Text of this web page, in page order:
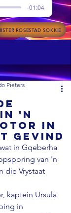
-01:04
ROSESTAD SOKKIE
'n
in
gevind
Pieters
in Gqeberha
van 'n
die Vrystaat
kaptein Ursula
in